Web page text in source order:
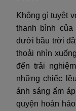
Không gì tuyệt
thanh bình
dưới bầu trời
thoải nhìn
đến trải
những chiếc
ánh sáng ấm
quyện hoàn